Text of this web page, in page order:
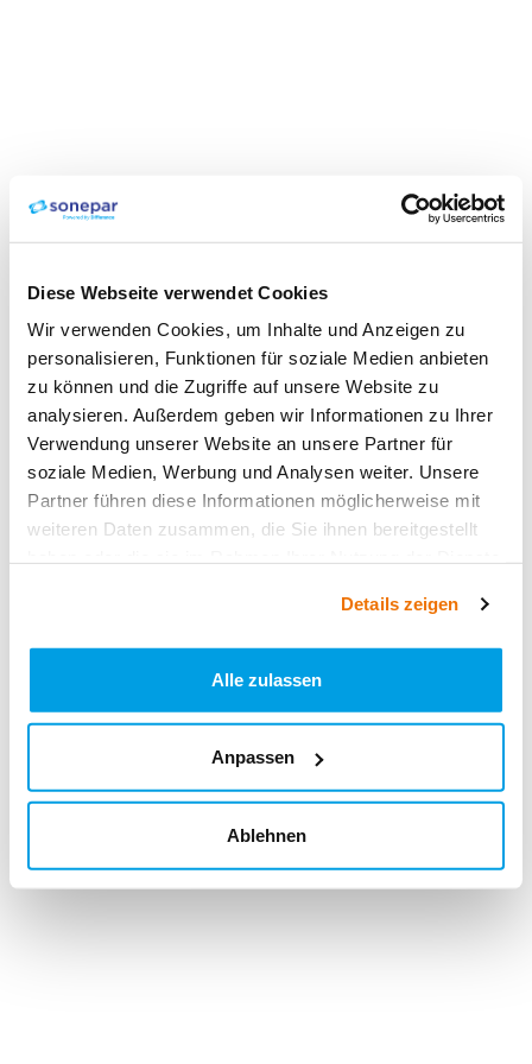
Diese Webseite verwendet Cookies
Wir verwenden Cookies, um Inhalte und Anzeigen zu
personalisieren, Funktionen für soziale Medien anbieten
zu können und die Zugriffe auf unsere Website zu
analysieren. Außerdem geben wir Informationen zu Ihrer
Verwendung unserer Website an unsere Partner für
soziale Medien, Werbung und Analysen weiter. Unsere
Partner führen diese Informationen möglicherweise mit
weiteren Daten zusammen, die Sie ihnen bereitgestellt
Details zeigen
Alle zulassen
Anpassen
Ablehnen